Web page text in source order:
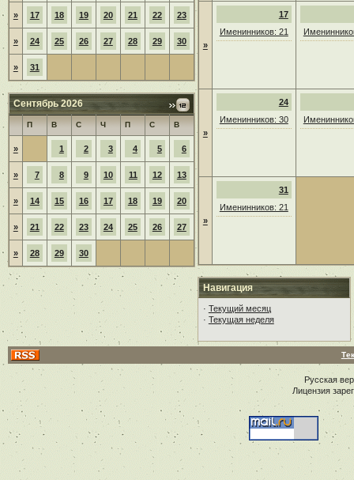
» 17 18 19 20 21 22 23
» 24 25 26 27 28 29 30
» 31
Сентябрь 2026
П В С Ч П С В
» 1 2 3 4 5 6
» 7 8 9 10 11 12 13
» 14 15 16 17 18 19 20
» 21 22 23 24 25 26 27
» 28 29 30
»
17
Именинников: 21
»
24
Именинников: 30
»
31
Именинников: 21
Навигация
· Текущий месяц
· Текущая неделя
Русская
Лицензия